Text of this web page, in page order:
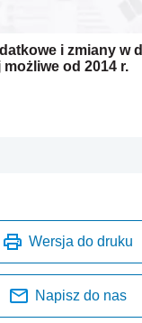
i zmiany w
od 2014 r.
Wersja do druku
Napisz do nas